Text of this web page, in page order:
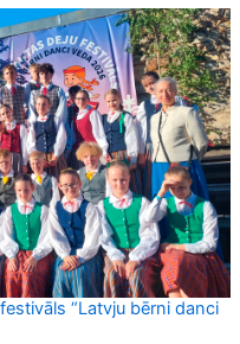
“Latvju bērni danci